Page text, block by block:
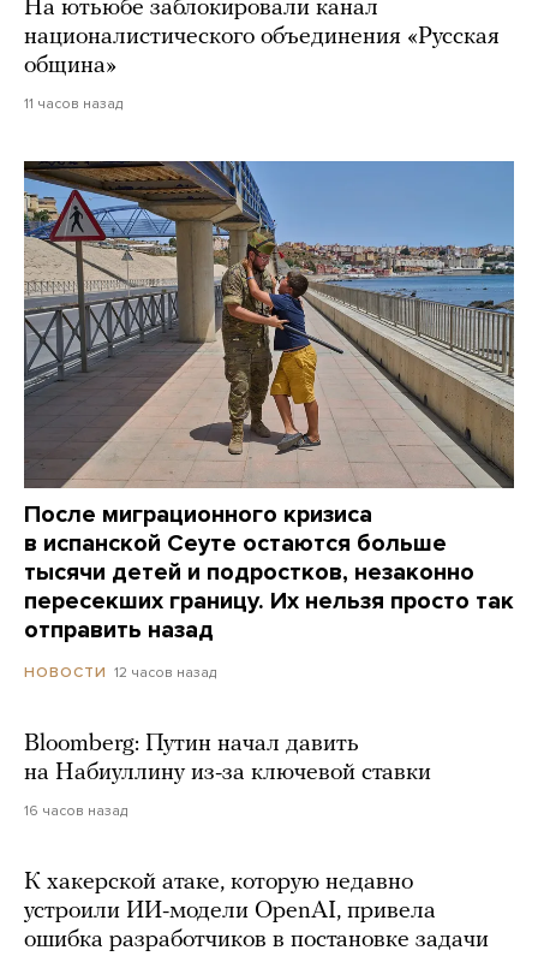
На ютьюбе заблокировали канал
националистического объединения «Русская
община»
11 часов назад
После миграционного кризиса
в испанской Сеуте остаются больше
тысячи детей и подростков, незаконно
пересекших границу. Их нельзя просто так
отправить назад
НОВОСТИ 12 часов назад
Bloomberg: Путин начал давить
на Набиуллину из-за ключевой ставки
16 часов назад
К хакерской атаке, которую недавно
устроили ИИ-модели OpenAI, привела
ошибка разработчиков в постановке задачи